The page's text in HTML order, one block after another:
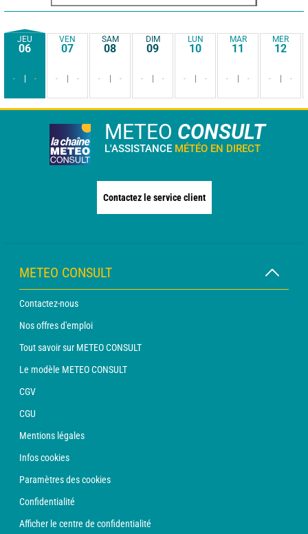
JEU
06
- -
VEN
07
- -
SAM
08
- -
DIM
09
- -
LUN
10
- -
MAR
11
- -
MER
12
- -
METEO CONSULT
L'ASSISTANCE MÉTÉO EN DIRECT
Contactez le service client
METEO CONSULT
Contactez-nous
Nos offres d'emploi
Tout savoir sur METEO CONSULT
Le modèle METEO CONSULT
CGV
CGU
Mentions légales
Infos cookies
Paramètres des cookies
Confidentialité
Afficher le centre de confidentialité